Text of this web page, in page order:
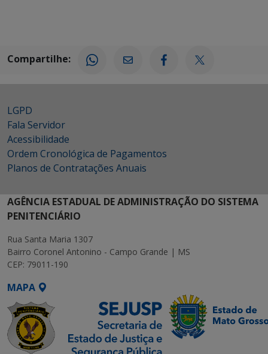
Compartilhe:
LGPD
Fala Servidor
Acessibilidade
Ordem Cronológica de Pagamentos
Planos de Contratações Anuais
AGÊNCIA ESTADUAL DE ADMINISTRAÇÃO DO SISTEMA
PENITENCIÁRIO
Rua Santa Maria 1307
Bairro Coronel Antonino - Campo Grande | MS
CEP: 79011-190
MAPA